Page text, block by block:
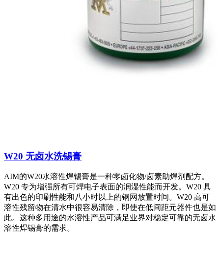
W20 无卤水洗锡膏
AIM的W20水溶性焊锡膏是一种零卤化物/卤素助焊剂配方。
W20 专为增强所有可焊电子表面的润湿性能而开发。W20 具
有出色的印刷性能和八小时以上的钢网放置时间。W20 高可
溶性残留物在清水中很容易清除，即使在低间距元器件也是如
此。这种多用途的水溶性产品可满足业界对稳定可靠的无卤水
溶性焊锡膏的需求。